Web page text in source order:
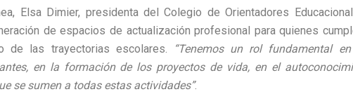
Elsa Dimier, presidenta del Colegio de Orientadores
de espacios de actualización profesional para quienes
de las trayectorias escolares.
“Tenemos un rol fundamental
en la formación de los proyectos de vida, en el
se sumen a todas estas actividades”.